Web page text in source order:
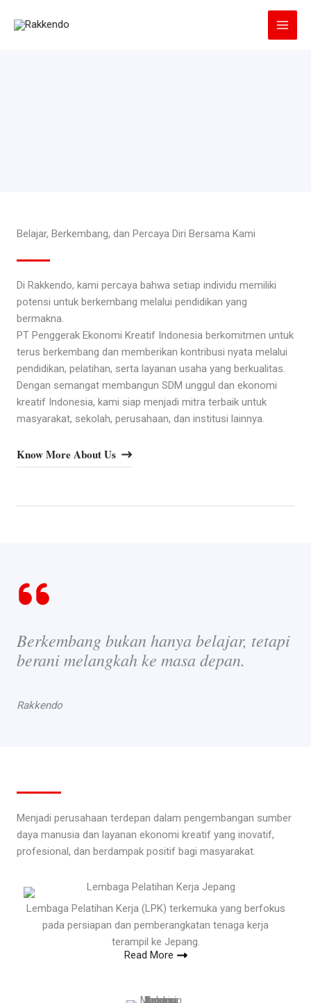
Belajar, Berkembang, dan Percaya Diri Bersama Kami
Di Rakkendo, kami percaya bahwa setiap individu memiliki
potensi untuk berkembang melalui pendidikan yang
bermakna.
PT Penggerak Ekonomi Kreatif Indonesia berkomitmen untuk
terus berkembang dan memberikan kontribusi nyata melalui
pendidikan, pelatihan, serta layanan usaha yang berkualitas.
Dengan semangat membangun SDM unggul dan ekonomi
kreatif Indonesia, kami siap menjadi mitra terbaik untuk
masyarakat, sekolah, perusahaan, dan institusi lainnya.
Know More About Us
Berkembang bukan hanya belajar, tetapi
berani melangkah ke masa depan.
Rakkendo
Menjadi perusahaan terdepan dalam pengembangan sumber
daya manusia dan layanan ekonomi kreatif yang inovatif,
profesional, dan berdampak positif bagi masyarakat.
Lembaga Pelatihan Kerja (LPK) terkemuka yang berfokus
pada persiapan dan pemberangkatan tenaga kerja
terampil ke Jepang.
Read More